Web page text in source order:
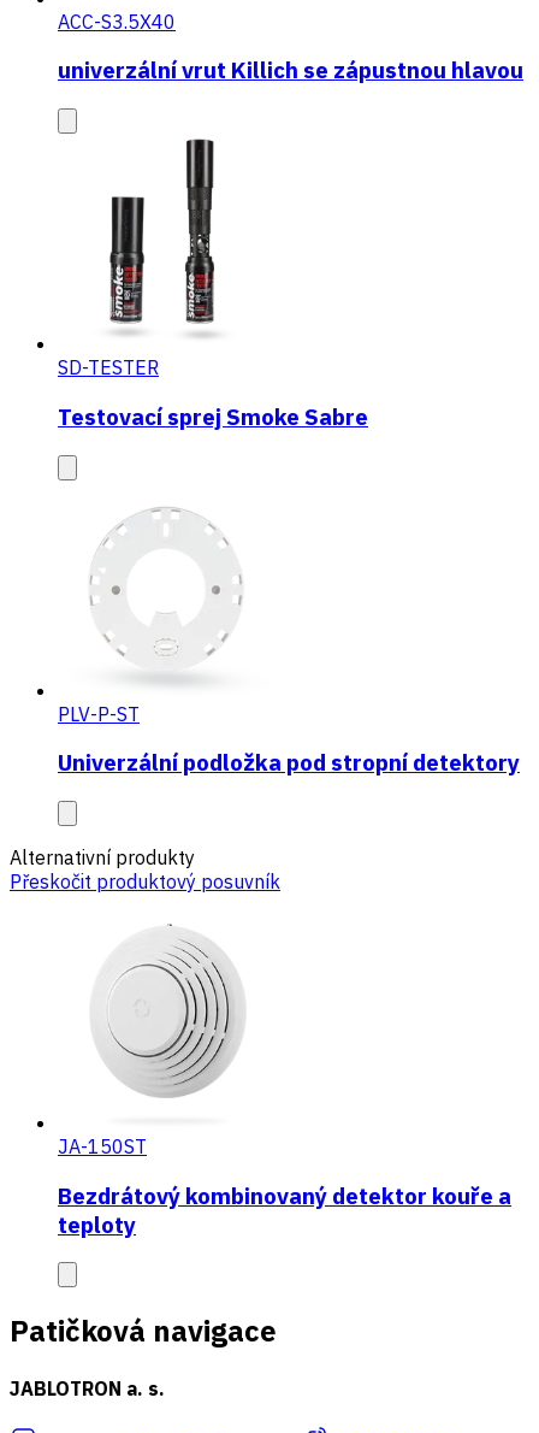
ACC-S3.5X40
univerzální vrut Killich se zápustnou hlavou
SD-TESTER
Testovací sprej Smoke Sabre
PLV-P-ST
Univerzální podložka pod stropní detektory
Alternativní produkty
Přeskočit produktový posuvník
JA-150ST
Bezdrátový kombinovaný detektor kouře a
teploty
Patičková navigace
JABLOTRON a. s.